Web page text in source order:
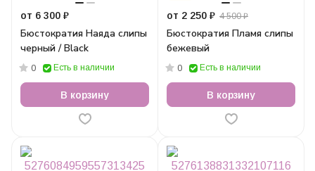
от 6 300 ₽
Бюстократия Наяда слипы
черный / Black
0 Есть в наличии
В корзину
от 2 250 ₽ 4 500 ₽
Бюстократия Пламя слипы
бежевый
0 Есть в наличии
В корзину